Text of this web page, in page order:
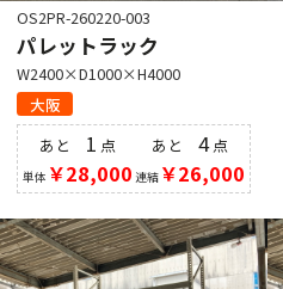
OS2PR-260220-003
パレットラック
W2400×D1000×H4000
大阪
あと 1 点
単体 ￥28,000
あと 4点
連結￥26,000